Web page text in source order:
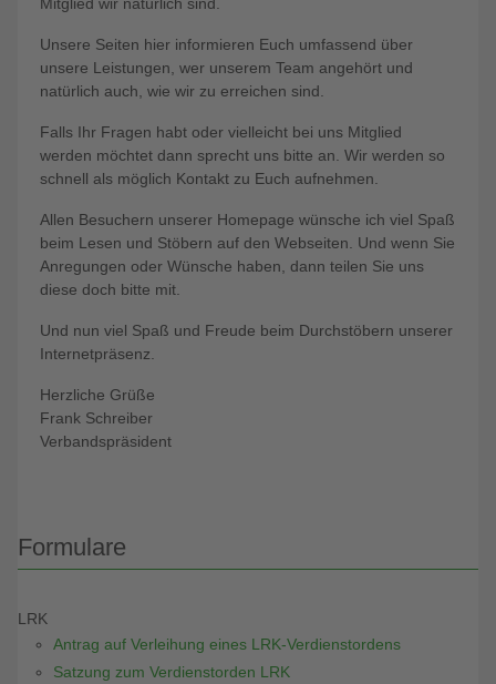
Unsere Seiten hier informieren Euch umfassend über
unsere Leistungen, wer unserem Team angehört und
natürlich auch, wie wir zu erreichen sind.
Falls Ihr Fragen habt oder vielleicht bei uns Mitglied
werden möchtet dann sprecht uns bitte an. Wir werden so
schnell als möglich Kontakt zu Euch aufnehmen.
Allen Besuchern unserer Homepage wünsche ich viel Spaß
beim Lesen und Stöbern auf den Webseiten. Und wenn Sie
Anregungen oder Wünsche haben, dann teilen Sie uns
diese doch bitte mit.
Und nun viel Spaß und Freude beim Durchstöbern unserer
Internetpräsenz.
Herzliche Grüße
Frank Schreiber
Verbandspräsident
Formulare
LRK
Antrag auf Verleihung eines LRK-Verdienstordens
Satzung zum Verdienstorden LRK